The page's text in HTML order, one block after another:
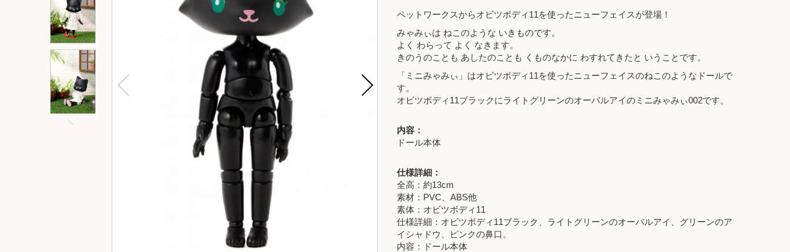
ペットワークスからオビツボディ11を使ったニューフェイスが登場！
みゃみぃは ねこのような いきものです。
よく わらって よく なきます。
きのうのことも あしたのことも くものなかに わすれてきたと いうことです。
「ミニみゃみぃ」はオビツボディ11を使ったニューフェイスのねこのようなドールで
す。
オビツボディ11ブラックにライトグリーンのオーバルアイのミニみゃみぃ002です。
内容：
ドール本体
仕様詳細：
全高：約13cm
素材：PVC、ABS他
素体：オビツボディ11
仕様詳細：オビツボディ11ブラック、ライトグリーンのオーバルアイ、グリーンのア
イシャドウ、ピンクの鼻口。
内容：ドール本体